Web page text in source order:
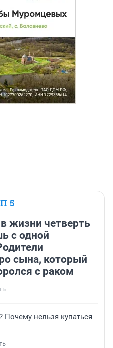
5
жизни четверть
с одной
сына, который
с раком
Почему нельзя купаться